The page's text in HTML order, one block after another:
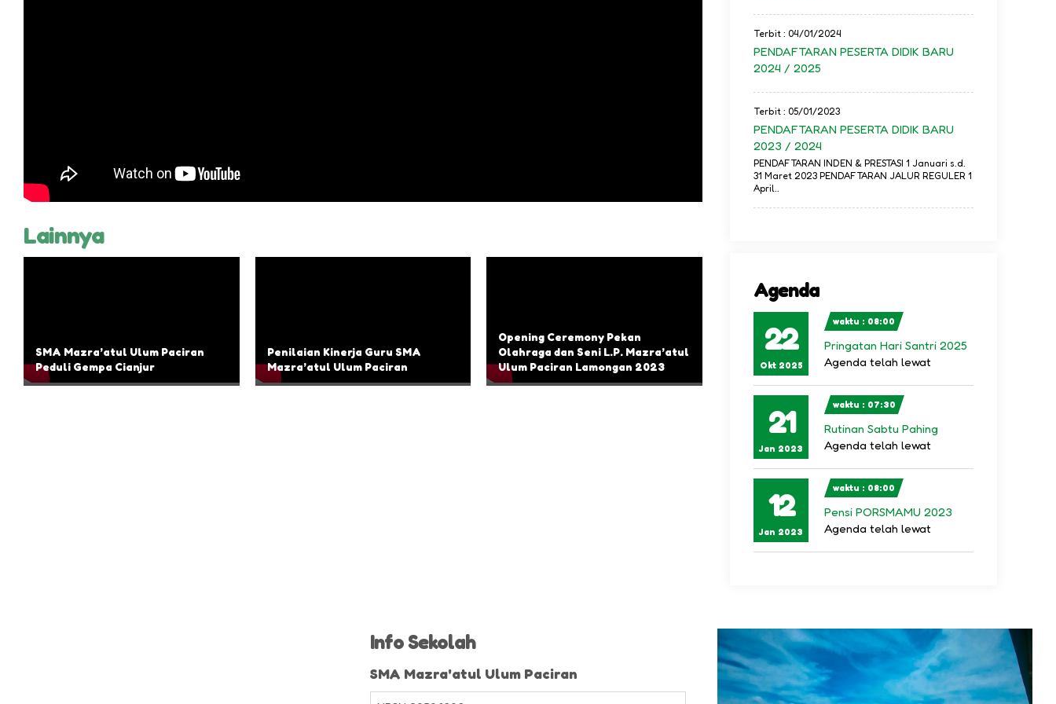
Lainnya
SMA Mazra’atul Ulum Paciran
Peduli Gempa Cianjur
Penilaian Kinerja Guru SMA
Mazra’atul Ulum Paciran
Opening Ceremony Pekan
Olahraga dan Seni L.P. Mazra’atul
Ulum Paciran Lamongan 2023
Terbit : 04/01/2024
PENDAFTARAN PESERTA DIDIK BARU
2024 / 2025
Terbit : 05/01/2023
PENDAFTARAN PESERTA DIDIK BARU
2023 / 2024
PENDAFTARAN INDEN & PRESTASI 1 Januari s.d.
31 Maret 2023 PENDAFTARAN JALUR REGULER 1
April..
Agenda
22
Okt 2025
waktu : 08:00
Pringatan Hari Santri 2025
Agenda telah lewat
21
Jan 2023
waktu : 07:30
Rutinan Sabtu Pahing
Agenda telah lewat
12
Jan 2023
waktu : 08:00
Pensi PORSMAMU 2023
Agenda telah lewat
Info Sekolah
SMA Mazra'atul Ulum Paciran